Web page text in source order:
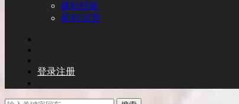
建站经验
盈利/运营
登录注册